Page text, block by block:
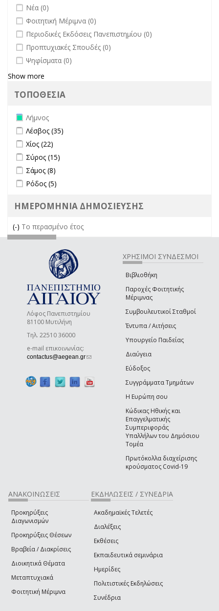
undefined
Νέα (0)
undefined
Φοιτητική Μέριμνα (0)
undefined
Περιοδικές Εκδόσεις Πανεπιστημίου (0)
undefined
Προπτυχιακές Σπουδές (0)
undefined
Ψηφίσματα (0)
Show more
ΤΟΠΟΘΕΣΙΑ
Remove Λήμνος filter
Λήμνος
Apply Λέσβος filter
Λέσβος (35)
Apply Χίος filter
Χίος (22)
Apply Σύρος filter
Σύρος (15)
Apply Σάμος filter
Σάμος (8)
Apply Ρόδος filter
Ρόδος (5)
ΗΜΕΡΟΜΗΝΙΑ ΔΗΜΟΣΙΕΥΣΗΣ
(-) Remove Το περασμένο έτος filter
Το περασμένο έτος
Λόφος Πανεπιστημίου
81100 Μυτιλήνη
Τηλ. 22510 36000
e-mail επικοινωνίας:
contactus@aegean.gr(link sends e-mail)
ΧΡΗΣΙΜΟΙ ΣΥΝΔΕΣΜΟΙ
Βιβλιοθήκη
Παροχές Φοιτητικής
Μέριμνας
Συμβουλευτικοί Σταθμοί
Έντυπα / Αιτήσεις
Υπουργείο Παιδείας
Διαύγεια
Εύδοξος
Συγγράμματα Τμημάτων
Η Ευρώπη σου
Κώδικας Ηθικής και
Επαγγελματικής
Συμπεριφοράς
Υπαλλήλων του Δημόσιου
Τομέα
Πρωτόκολλα διαχείρισης
κρούσματος Covid-19
ΑΝΑΚΟΙΝΩΣΕΙΣ
Προκηρύξεις
Διαγωνισμών
Προκηρύξεις Θέσεων
Βραβεία / Διακρίσεις
Διοικητικά Θέματα
Μεταπτυχιακά
Φοιτητική Μέριμνα
ΕΚΔΗΛΩΣΕΙΣ / ΣΥΝΕΔΡΙΑ
Ακαδημαϊκές Τελετές
Διαλέξεις
Εκθέσεις
Εκπαιδευτικά σεμινάρια
Ημερίδες
Πολιτιστικές Εκδηλώσεις
Συνέδρια